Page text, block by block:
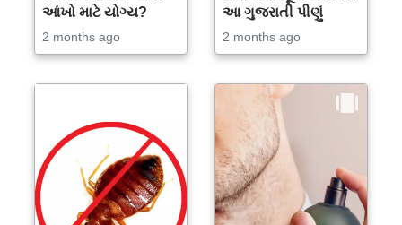
આંખો માટે યોગ્ય?
2 months ago
આ ગુજરાતી પીણું
2 months ago